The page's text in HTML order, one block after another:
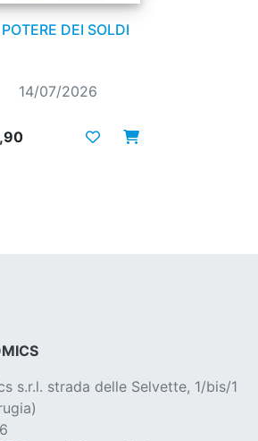
DEI SOLDI
14/07/2026
s.r.l. strada delle Selvette, 1/bis/1